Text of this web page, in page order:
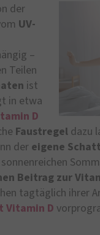
der
UV-
–
Teilen
ist
in etwa
D
Faustregel dazu
der eigene
Beitrag zur
tagtäglich ihrer
Vitamin D